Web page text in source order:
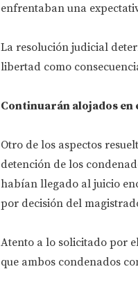
enfrentaban una
La resolución judicial
libertad como
Continuarán alojados
Otro de los aspectos
detención de los
habían llegado al juicio
por decisión del
Atento a lo solicitado por
que ambos condenados